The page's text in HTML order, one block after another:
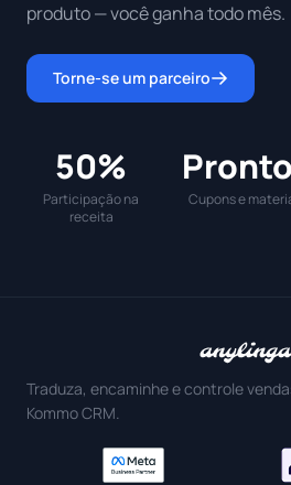
produto — você ganha todo mês.
Torne-se um parceiro
50%
Participação na
receita
Cupons e
Traduza, encaminhe e controle
Kommo CRM.